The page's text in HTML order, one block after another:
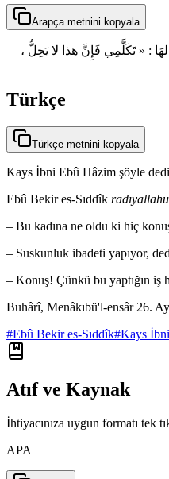
Arapça metnini kopyala
: « تَكَلَّمِي فَإِنَّ هذا لا يَحِلُّ ،
Türkçe
Türkçe metnini kopyala
Kays İbni Ebû Hâzim şöyle
Ebû Bekir es-Sıddîk
– Bu kadına ne oldu ki hiç
– Suskunluk ibadeti yapıyor,
– Konuş! Çünkü bu yaptığın iş
Buhârî, Menâkıbü'l-ensâr 26.
#Ebû Bekir es-Sıddîk#Kays
Atıf ve Kaynak
İhtiyacınıza uygun formatı tek
APA